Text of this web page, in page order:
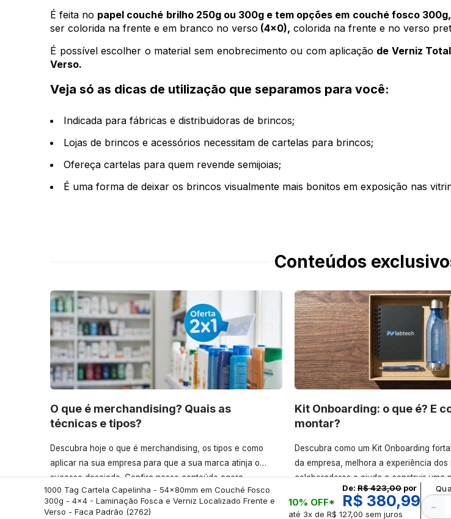
É feita no papel couché brilho 250g ou 300g e tem opções em couché fosco
ser colorida na frente e em branco no verso (4x0), colorida na frente e no verso
É possível escolher o material sem enobrecimento ou com aplicação de Verniz
Verso.
Veja só as dicas de utilização que separamos para você:
Indicada para fábricas e distribuidoras de brincos;
Lojas de brincos e acessórios necessitam de cartelas para brincos;
Ofereça cartelas para quem revende semijoias;
É uma forma de deixar os brincos visualmente mais bonitos em exposição nas
Conteúdos
O que é merchandising? Quais as
técnicas e tipos?
Descubra hoje o que é merchandising, os tipos e como
aplicar na sua empresa para que a sua marca atinja o
sucesso desejado. Confira nosso conteúdo agora
mesmo!
Kit Onboarding: o que é? E
montar?
Descubra como um Kit Onboarding
da empresa, melhora a experiência dos
colaboradores e ajuda a construir uma
1000 Tag Cartela Capelinha - 54x80mm em Couché Fosco
300g - 4x4 - Laminação Fosca e Verniz Localizado Frente e
Verso - Faca Padrão (2762)
10% OFF*
De: R$ 423,00 por
R$ 380,99
até 3x de R$ 127,00 sem juros
−